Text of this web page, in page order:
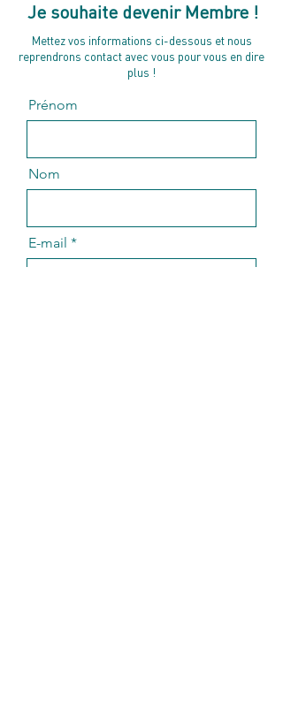
Je souhaite devenir Membre !
Mettez vos informations ci-dessous et nous
reprendrons contact avec vous pour vous en dire
plus !
Prénom
Nom
E-mail